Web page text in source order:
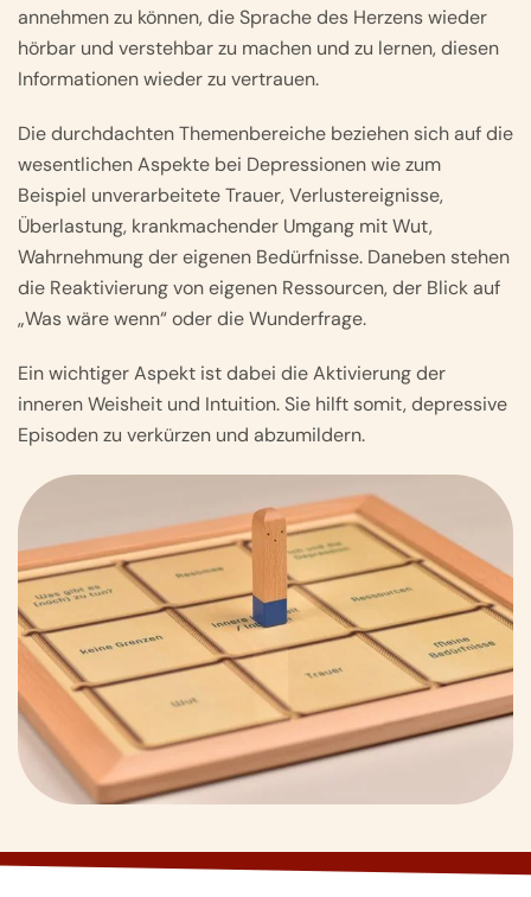
annehmen zu können, die Sprache des Herzens wieder
hörbar und verstehbar zu machen und zu lernen, diesen
Informationen wieder zu vertrauen.
Die durchdachten Themenbereiche beziehen sich auf die
wesentlichen Aspekte bei Depressionen wie zum
Beispiel unverarbeitete Trauer, Verlustereignisse,
Überlastung, krankmachender Umgang mit Wut,
Wahrnehmung der eigenen Bedürfnisse. Daneben stehen
die Reaktivierung von eigenen Ressourcen, der Blick auf
„Was wäre wenn“ oder die Wunderfrage.
Ein wichtiger Aspekt ist dabei die Aktivierung der
inneren Weisheit und Intuition. Sie hilft somit, depressive
Episoden zu verkürzen und abzumildern.